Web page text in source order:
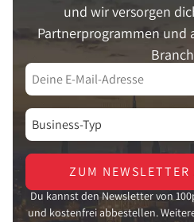
und wir versorgen
Partnerprogrammen und
ZUM NEWSLETTER
Du kannst den Newsletter von
und kostenfrei abbestellen.